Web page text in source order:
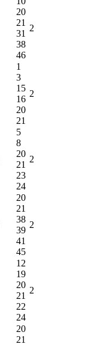
20
21
31
38
46
2
1
3
15
16
20
21
2
5
8
20
21
23
24
2
20
21
38
39
41
45
2
12
19
20
21
22
24
2
20
21